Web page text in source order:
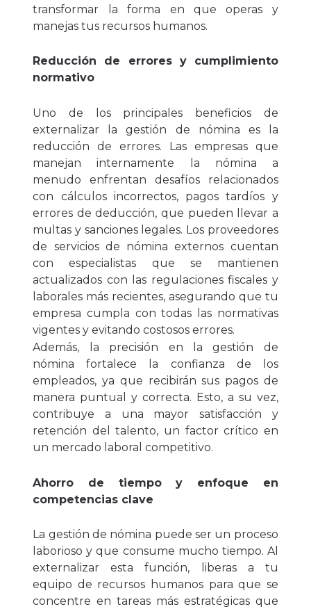
transformar la forma en que operas y
manejas tus recursos humanos.
Reducción de errores y cumplimiento
normativo
Uno de los principales beneficios de
externalizar la gestión de nómina es la
reducción de errores. Las empresas que
manejan internamente la nómina a
menudo enfrentan desafíos relacionados
con cálculos incorrectos, pagos tardíos y
errores de deducción, que pueden llevar a
multas y sanciones legales. Los proveedores
de servicios de nómina externos cuentan
con especialistas que se mantienen
actualizados con las regulaciones fiscales y
laborales más recientes, asegurando que tu
empresa cumpla con todas las normativas
vigentes y evitando costosos errores.
Además, la precisión en la gestión de
nómina fortalece la confianza de los
empleados, ya que recibirán sus pagos de
manera puntual y correcta. Esto, a su vez,
contribuye a una mayor satisfacción y
retención del talento, un factor crítico en
un mercado laboral competitivo.
Ahorro de tiempo y enfoque en
competencias clave
La gestión de nómina puede ser un proceso
laborioso y que consume mucho tiempo. Al
externalizar esta función, liberas a tu
equipo de recursos humanos para que se
concentre en tareas más estratégicas que